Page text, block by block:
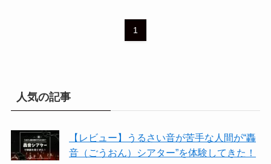
1
人気の記事
【レビュー】うるさい音が苦手な人間が“轟
音（ごうおん）シアター”を体験してきた！